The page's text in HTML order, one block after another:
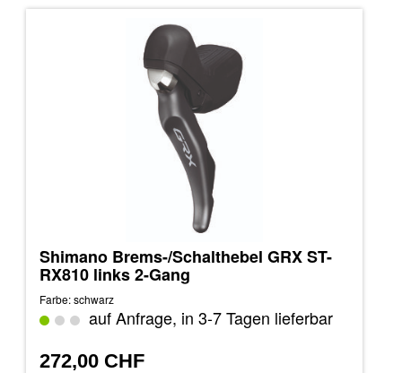
Shimano Brems-/Schalthebel GRX ST-
RX810 links 2-Gang
Farbe: schwarz
auf Anfrage, in 3-7 Tagen lieferbar
272,00 CHF